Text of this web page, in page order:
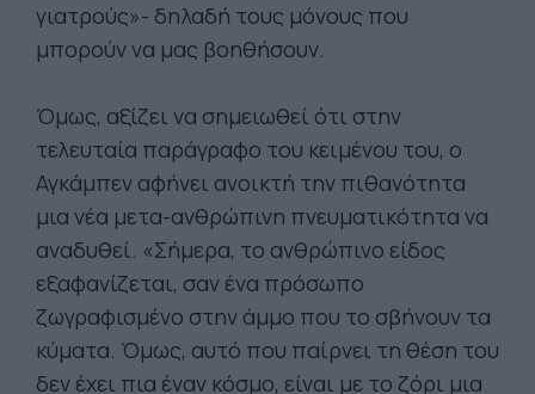
γιατρούς»- δηλαδή τους μόνους που
μπορούν να μας βοηθήσουν.
Όμως, αξίζει να σημειωθεί ότι στην
τελευταία παράγραφο του κειμένου του, ο
Αγκάμπεν αφήνει ανοικτή την πιθανότητα
μια νέα μετα-ανθρώπινη πνευματικότητα να
αναδυθεί. «Σήμερα, το ανθρώπινο είδος
εξαφανίζεται, σαν ένα πρόσωπο
ζωγραφισμένο στην άμμο που το σβήνουν τα
κύματα. Όμως, αυτό που παίρνει τη θέση του
δεν έχει πια έναν κόσμο, είναι με το ζόρι μια